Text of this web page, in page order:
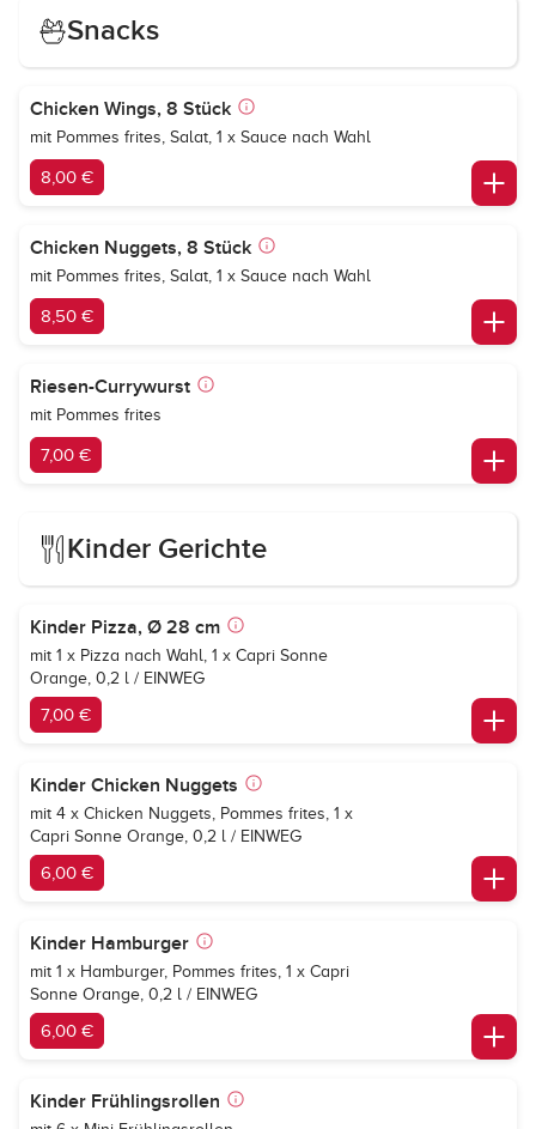
Snacks
Chicken Wings, 8 Stück
mit Pommes frites, Salat, 1 x Sauce nach Wahl
8,00 €
Chicken Nuggets, 8 Stück
mit Pommes frites, Salat, 1 x Sauce nach Wahl
8,50 €
Riesen-Currywurst
mit Pommes frites
7,00 €
Kinder Gerichte
Kinder Pizza, Ø 28 cm
mit 1 x Pizza nach Wahl, 1 x Capri Sonne
Orange, 0,2 l / EINWEG
7,00 €
Kinder Chicken Nuggets
mit 4 x Chicken Nuggets, Pommes frites, 1 x
Capri Sonne Orange, 0,2 l / EINWEG
6,00 €
Kinder Hamburger
mit 1 x Hamburger, Pommes frites, 1 x Capri
Sonne Orange, 0,2 l / EINWEG
6,00 €
Kinder Frühlingsrollen